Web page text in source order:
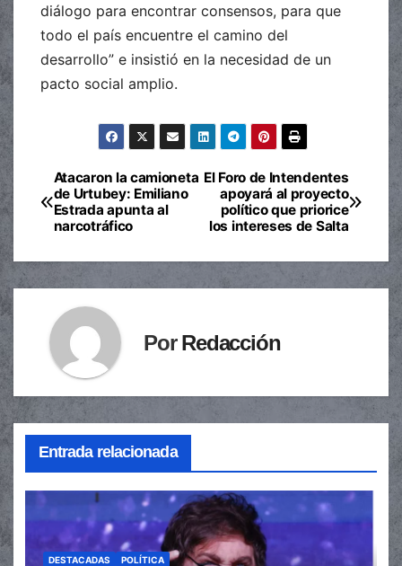
diálogo para encontrar consensos, para que
todo el país encuentre el camino del
desarrollo” e insistió en la necesidad de un
pacto social amplio.
Navegación
de
entradas
El Foro de Intendentes
apoyará al proyecto
político que priorice
los intereses de Salta
Atacaron la camioneta
de Urtubey: Emiliano
Estrada apunta al
narcotráfico
PorRedacción
Entrada relacionada
DESTACADAS POLÍTICA